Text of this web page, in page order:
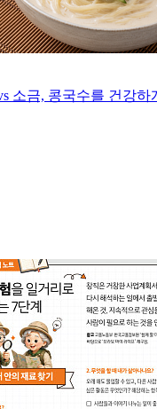
소금, 콩국수를 건강하